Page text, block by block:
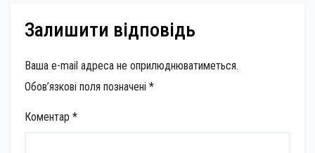
Залишити відповідь
Ваша e-mail адреса не оприлюднюватиметься.
Обов’язкові поля позначені *
Коментар *